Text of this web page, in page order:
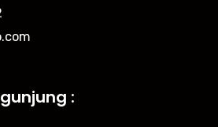
: